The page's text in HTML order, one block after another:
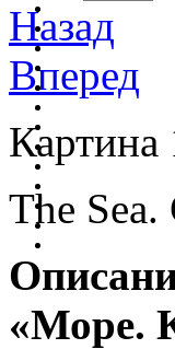
Назад
Вперед
Картина
The
«Море.